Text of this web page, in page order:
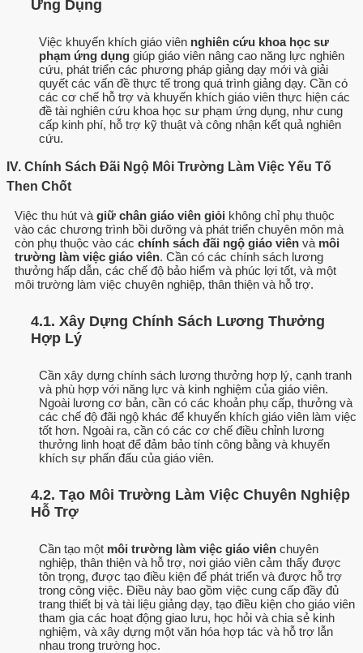
Ứng Dụng
Việc khuyến khích giáo viên nghiên cứu khoa học sư
phạm ứng dụng giúp giáo viên nâng cao năng lực nghiên
cứu, phát triển các phương pháp giảng dạy mới và giải
quyết các vấn đề thực tế trong quá trình giảng dạy. Cần có
các cơ chế hỗ trợ và khuyến khích giáo viên thực hiện các
đề tài nghiên cứu khoa học sư phạm ứng dụng, như cung
cấp kinh phí, hỗ trợ kỹ thuật và công nhận kết quả nghiên
cứu.
IV. Chính Sách Đãi Ngộ Môi Trường Làm Việc Yếu Tố
Then Chốt
Việc thu hút và giữ chân giáo viên giỏi không chỉ phụ thuộc
vào các chương trình bồi dưỡng và phát triển chuyên môn mà
còn phụ thuộc vào các chính sách đãi ngộ giáo viên và môi
trường làm việc giáo viên. Cần có các chính sách lương
thưởng hấp dẫn, các chế độ bảo hiểm và phúc lợi tốt, và một
môi trường làm việc chuyên nghiệp, thân thiện và hỗ trợ.
4.1. Xây Dựng Chính Sách Lương Thưởng
Hợp Lý
Cần xây dựng chính sách lương thưởng hợp lý, cạnh tranh
và phù hợp với năng lực và kinh nghiệm của giáo viên.
Ngoài lương cơ bản, cần có các khoản phụ cấp, thưởng và
các chế độ đãi ngộ khác để khuyến khích giáo viên làm việc
tốt hơn. Ngoài ra, cần có các cơ chế điều chỉnh lương
thưởng linh hoạt để đảm bảo tính công bằng và khuyến
khích sự phấn đấu của giáo viên.
4.2. Tạo Môi Trường Làm Việc Chuyên Nghiệp
Hỗ Trợ
Cần tạo một môi trường làm việc giáo viên chuyên
nghiệp, thân thiện và hỗ trợ, nơi giáo viên cảm thấy được
tôn trọng, được tạo điều kiện để phát triển và được hỗ trợ
trong công việc. Điều này bao gồm việc cung cấp đầy đủ
trang thiết bị và tài liệu giảng dạy, tạo điều kiện cho giáo viên
tham gia các hoạt động giao lưu, học hỏi và chia sẻ kinh
nghiệm, và xây dựng một văn hóa hợp tác và hỗ trợ lẫn
nhau trong trường học.